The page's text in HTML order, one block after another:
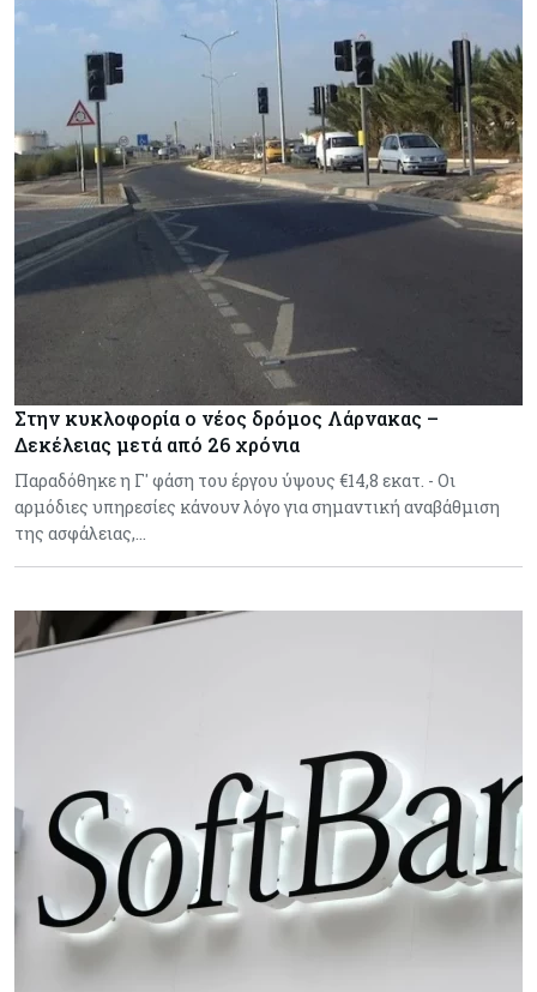
Στην κυκλοφορία ο νέος δρόμος Λάρνακας –
Δεκέλειας μετά από 26 χρόνια
Παραδόθηκε η Γ' φάση του έργου ύψους €14,8 εκατ. - Οι
αρμόδιες υπηρεσίες κάνουν λόγο για σημαντική αναβάθμιση
της ασφάλειας,…